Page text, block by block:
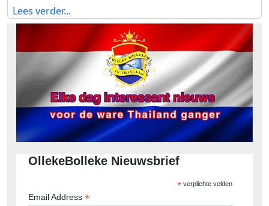
Lees verder...
OllekeBolleke Nieuwsbrief
*verplichte velden
Email Address *